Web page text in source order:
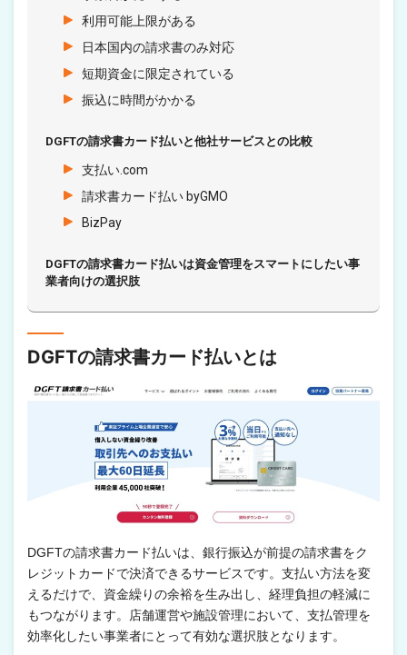
利用可能上限がある
日本国内の請求書のみ対応
短期資金に限定されている
振込に時間がかかる
DGFTの請求書カード払いと他社サービスとの比較
支払い.com
請求書カード払い byGMO
BizPay
DGFTの請求書カード払いは資金管理をスマートにしたい事
業者向けの選択肢
DGFTの請求書カード払いとは
DGFTの請求書カード払いは、銀行振込が前提の請求書をク
レジットカードで決済できるサービスです。支払い方法を変
えるだけで、資金繰りの余裕を生み出し、経理負担の軽減に
もつながります。店舗運営や施設管理において、支払管理を
効率化したい事業者にとって有効な選択肢となります。